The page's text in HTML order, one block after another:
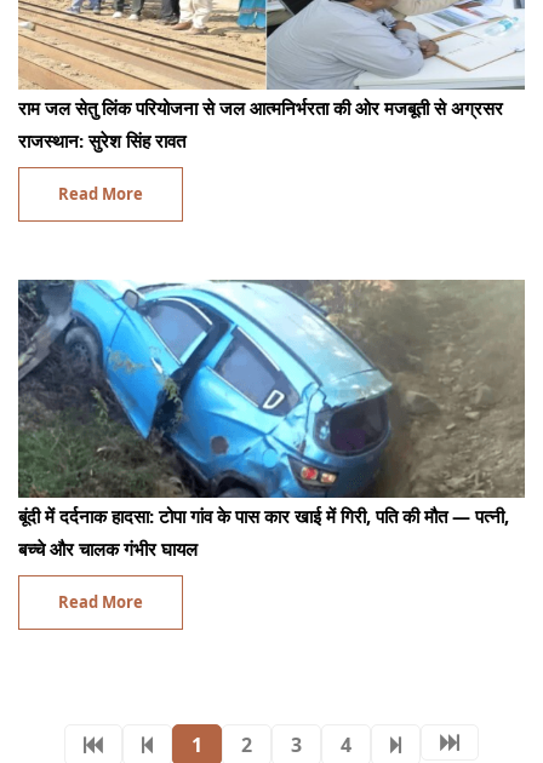
राम जल सेतु लिंक परियोजना से जल आत्मनिर्भरता की ओर मजबूती से अग्रसर
राजस्थान: सुरेश सिंह रावत
Read More
बूंदी में दर्दनाक हादसा: टोपा गांव के पास कार खाई में गिरी, पति की मौत — पत्नी,
बच्चे और चालक गंभीर घायल
Read More
1 2 3 4